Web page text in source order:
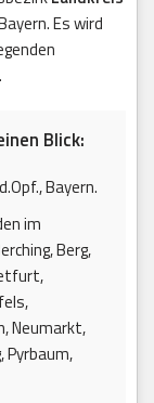
Es wird
Blick:
Bayern.
im
Berg,
Neumarkt,
Pyrbaum,